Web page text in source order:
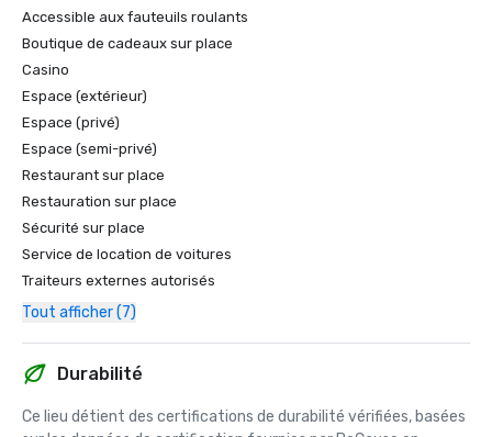
Accessible aux fauteuils roulants
Boutique de cadeaux sur place
Casino
Espace (extérieur)
Espace (privé)
Espace (semi-privé)
Restaurant sur place
Restauration sur place
Sécurité sur place
Service de location de voitures
Traiteurs externes autorisés
Tout afficher (7)
Durabilité
Ce lieu détient des certifications de durabilité vérifiées, basées